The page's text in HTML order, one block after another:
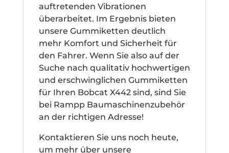
auftretenden Vibrationen
überarbeitet. Im Ergebnis bieten
unsere Gummiketten deutlich
mehr Komfort und Sicherheit für
den Fahrer. Wenn Sie also auf der
Suche nach qualitativ hochwertigen
und erschwinglichen Gummiketten
für Ihren Bobcat X442 sind, sind Sie
bei Rampp Baumaschinenzubehör
an der richtigen Adresse!
Kontaktieren Sie uns noch heute,
um mehr über unsere